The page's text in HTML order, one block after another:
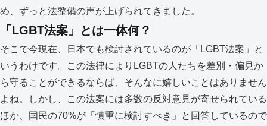
め、ずっと法整備の声が上げられてきました。
「LGBT法案」とは一体何？
そこで今現在、日本でも検討されているのが「LGBT法案」と
いうわけです。この法律によりLGBTの人たちを差別・偏見か
ら守ることができるならば、そんなに嬉しいことはありません
よね。しかし、この法案には多数の反対意見が寄せられている
ほか、国民の70%が「慎重に検討すべき」と回答しているので